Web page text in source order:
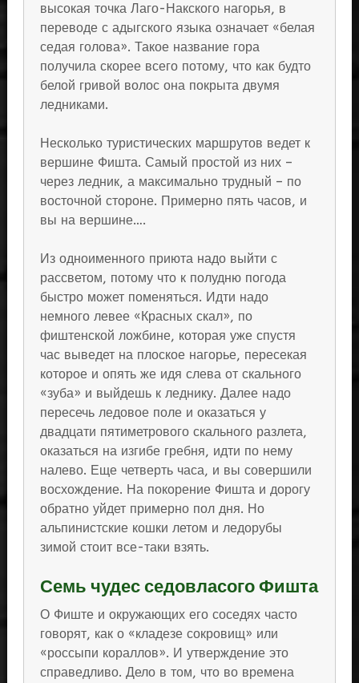
высокая точка Лаго-Накского нагорья, в
переводе с адыгского языка означает «белая
седая голова». Такое название гора
получила скорее всего потому, что как будто
белой гривой волос она покрыта двумя
ледниками.
Несколько туристических маршрутов ведет к
вершине Фишта. Самый простой из них –
через ледник, а максимально трудный – по
восточной стороне. Примерно пять часов, и
вы на вершине….
Из одноименного приюта надо выйти с
рассветом, потому что к полудню погода
быстро может поменяться. Идти надо
немного левее «Красных скал», по
фиштенской ложбине, которая уже спустя
час выведет на плоское нагорье, пересекая
которое и опять же идя слева от скального
«зуба» и выйдешь к леднику. Далее надо
пересечь ледовое поле и оказаться у
двадцати пятиметрового скального разлета,
оказаться на изгибе гребня, идти по нему
налево. Еще четверть часа, и вы совершили
восхождение. На покорение Фишта и дорогу
обратно уйдет примерно пол дня. Но
альпинистские кошки летом и ледорубы
зимой стоит все-таки взять.
Семь чудес седовласого Фишта
О Фиште и окружающих его соседях часто
говорят, как о «кладезе сокровищ» или
«россыпи кораллов». И утверждение это
справедливо. Дело в том, что во времена